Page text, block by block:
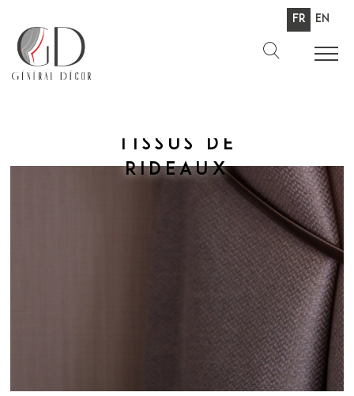
Fr En
Tissus de
rideaux